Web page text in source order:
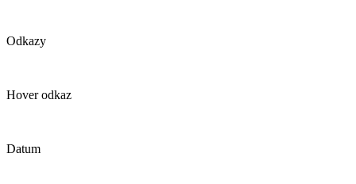
Odkazy
Hover odkaz
Datum